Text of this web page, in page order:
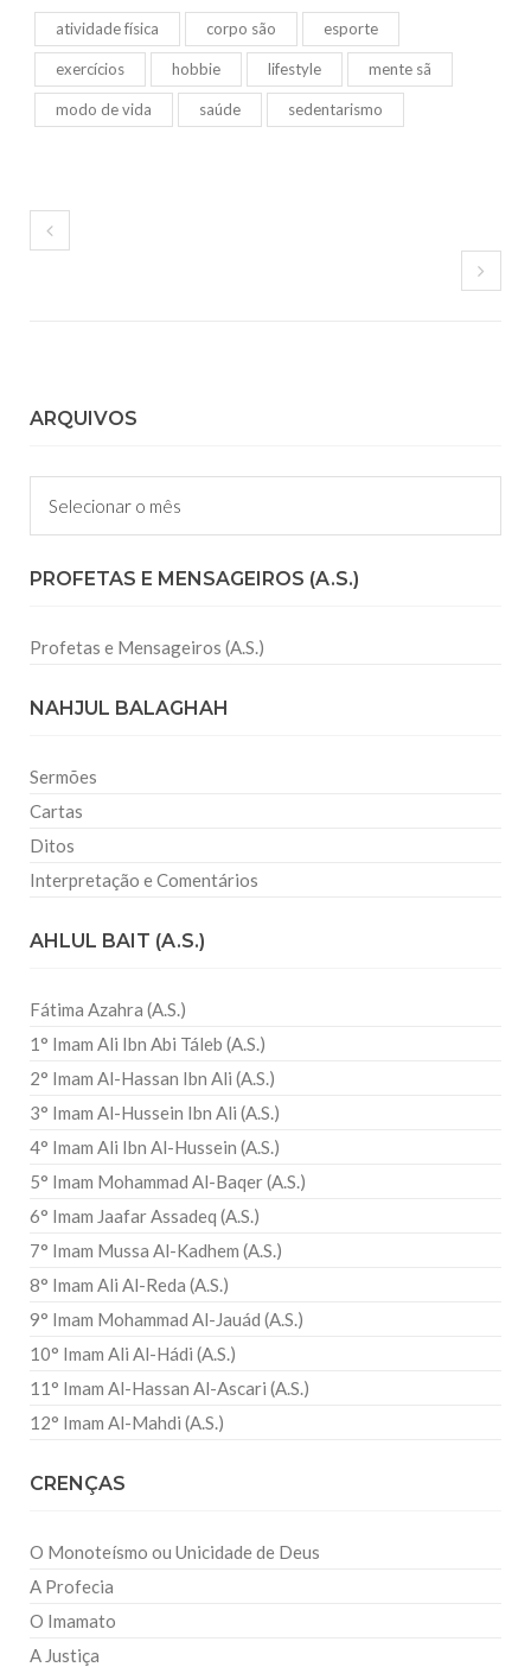
atividade física corpo são esporte
exercícios hobbie lifestyle mente sã
modo de vida saúde sedentarismo
ARQUIVOS
Arquivos
PROFETAS E MENSAGEIROS (A.S.)
Profetas e Mensageiros (A.S.)
NAHJUL BALAGHAH
Sermões
Cartas
Ditos
Interpretação e Comentários
AHLUL BAIT (A.S.)
Fátima Azahra (A.S.)
1° Imam Ali Ibn Abi Táleb (A.S.)
2° Imam Al-Hassan Ibn Ali (A.S.)
3° Imam Al-Hussein Ibn Ali (A.S.)
4° Imam Ali Ibn Al-Hussein (A.S.)
5° Imam Mohammad Al-Baqer (A.S.)
6° Imam Jaafar Assadeq (A.S.)
7° Imam Mussa Al-Kadhem (A.S.)
8° Imam Ali Al-Reda (A.S.)
9° Imam Mohammad Al-Jauád (A.S.)
10° Imam Ali Al-Hádi (A.S.)
11° Imam Al-Hassan Al-Ascari (A.S.)
12° Imam Al-Mahdi (A.S.)
CRENÇAS
O Monoteísmo ou Unicidade de Deus
A Profecia
O Imamato
A Justiça